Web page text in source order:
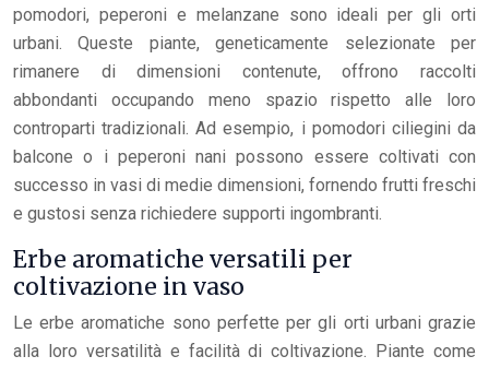
pomodori, peperoni e melanzane sono ideali per gli orti
urbani. Queste piante, geneticamente selezionate per
rimanere di dimensioni contenute, offrono raccolti
abbondanti occupando meno spazio rispetto alle loro
controparti tradizionali. Ad esempio, i pomodori ciliegini da
balcone o i peperoni nani possono essere coltivati con
successo in vasi di medie dimensioni, fornendo frutti freschi
e gustosi senza richiedere supporti ingombranti.
Erbe aromatiche versatili per
coltivazione in vaso
Le erbe aromatiche sono perfette per gli orti urbani grazie
alla loro versatilità e facilità di coltivazione. Piante come